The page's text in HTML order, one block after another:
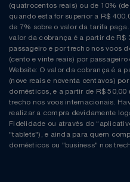
(quatrocentos reais) ou de 10%
quando esta for superior a R$
de 7% sobre o valor da tarifa
valor da cobrança é a partir de R$
passageiro e por trecho nos voos
(cento e vinte reais) por
Website: O valor da cobrança é a
(nove reais e noventa centavos)
domésticos, e a partir de R$
trecho nos voos internacionais.
realizar a compra devidamente
Fidelidade ou através do
"tablets"), e ainda para quem
domésticos ou "business" nos